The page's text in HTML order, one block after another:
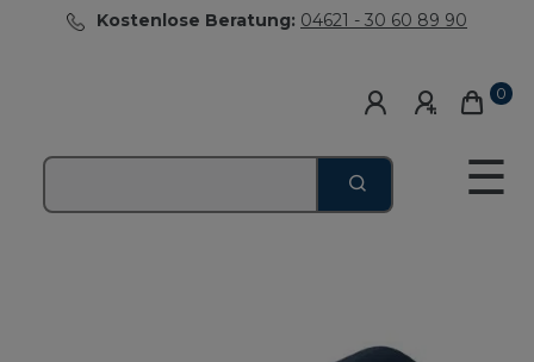
Kostenlose Beratung: 04621 - 30 60 89 90
0
☰